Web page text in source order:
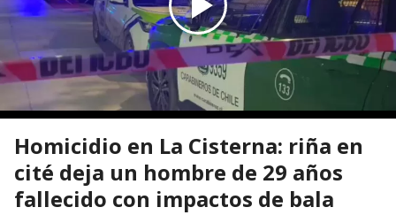
Homicidio en La Cisterna: riña en
cité deja un hombre de 29 años
fallecido con impactos de bala